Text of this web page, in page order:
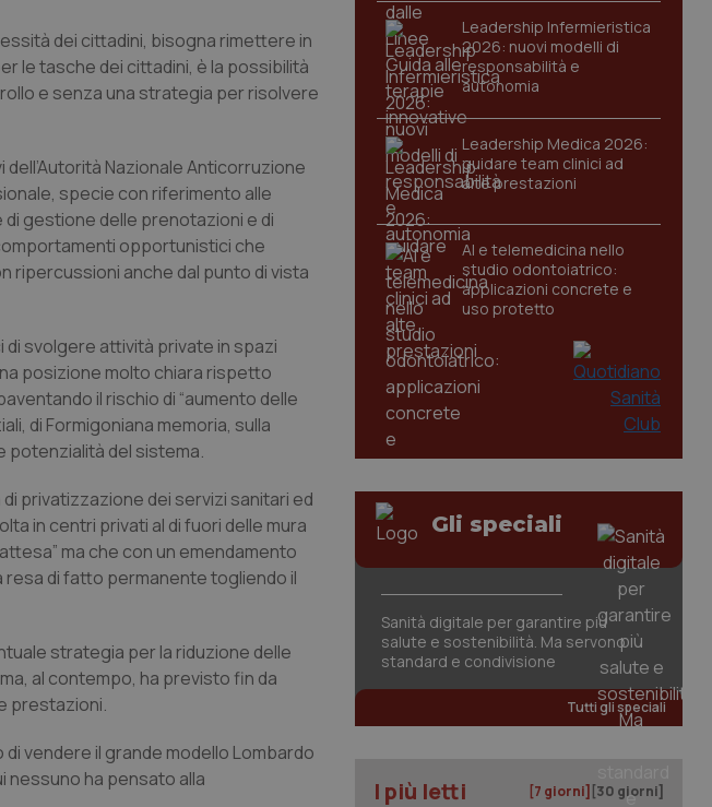
dei cittadini, bisogna rimettere in
le tasche dei cittadini, è la possibilità
e senza una strategia per risolvere
Nazionale Anticorruzione
specie con riferimento alle
gestione delle prenotazioni e di
opportunistici che
ripercussioni anche dal punto di vista
svolgere attività private in spazi
posizione molto chiara rispetto
il rischio di “aumento delle
di Formigoniana memoria, sulla
potenzialità del sistema.
privatizzazione dei servizi sanitari ed
in centri privati al di fuori delle mura
ma che con un emendamento
resa di fatto permanente togliendo il
strategia per la riduzione delle
al contempo, ha previsto fin da
prestazioni.
vendere il grande modello Lombardo
nessuno ha pensato alla
Leadership Infermieristica
2026: nuovi modelli di
responsabilità e
autonomia
Leadership Medica 2026:
guidare team clinici ad
alte prestazioni
AI e telemedicina nello
studio odontoiatrico:
applicazioni concrete e
uso protetto
Gli speciali
Sanità digitale per garantire più
salute e sostenibilità. Ma servono
standard e condivisione
Tutti gli speciali
I più letti [7 giorni] [30 giorni]